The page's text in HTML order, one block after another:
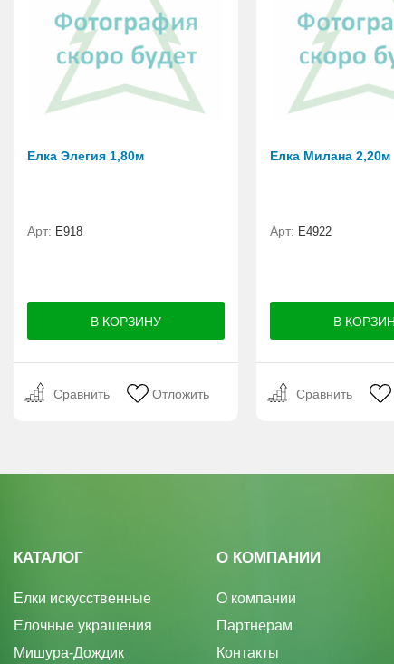
Елка Элегия 1,80м
Арт: E918
Сравнить Отложить
Елка Милана 2,20м
Арт: Е4922
Сравнить
КАТАЛОГ
Елки искусственные
Елочные украшения
Мишура-Дождик
О КОМПАНИИ
О компании
Партнерам
Контакты